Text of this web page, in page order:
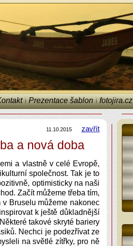
Prezentace šablon fotojira.cz
11.10.2015 zavřít
a nová doba
a vlastně v celé Evropě,
společnost. Tak je to
optimisticky na naši
Začít můžeme třeba tím,
Bruselu můžeme nakonec
k ještě důkladnější
takové skryté bariery
Nechci je podezřívat ze
na světlé zítřky, pro ně